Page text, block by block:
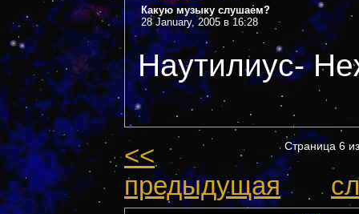
Какую музыку слушаем?
28 January, 2005 в 16:28
Наутилиус-
Страница 6
<<
предыдущая